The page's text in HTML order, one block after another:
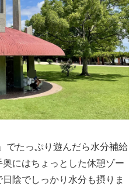
でたっぷり遊んだら水分補給
にはちょっとした休憩ゾー
陰でしっかり水分も摂りま